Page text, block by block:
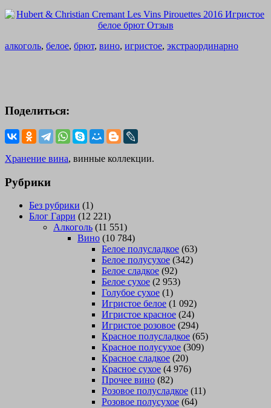
алкоголь, белое, брют, вино, игристое, экстраординарно
Поделиться:
Хранение вина, винные коллекции.
Рубрики
Без рубрики (1)
Блог Гарри (12 221)
Алкоголь (11 551)
Вино (10 784)
Белое полусладкое (63)
Белое полусухое (342)
Белое сладкое (92)
Белое сухое (2 953)
Голубое сухое (1)
Игристое белое (1 092)
Игристое красное (24)
Игристое розовое (294)
Красное полусладкое (65)
Красное полусухое (309)
Красное сладкое (20)
Красное сухое (4 976)
Прочее вино (82)
Розовое полусладкое (11)
Розовое полусухое (64)